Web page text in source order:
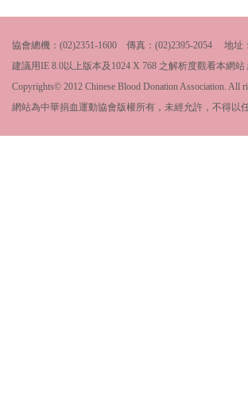
協會總機：(02)2351-1600 傳真：(02)2395-2054 地
建議用IE 8.0以上版本及1024 X 768 之解析度觀看本網站
Copyrights© 2012 Chinese Blood Donation Association. All
網站為中華捐血運動協會版權所有，未經允許，不得以